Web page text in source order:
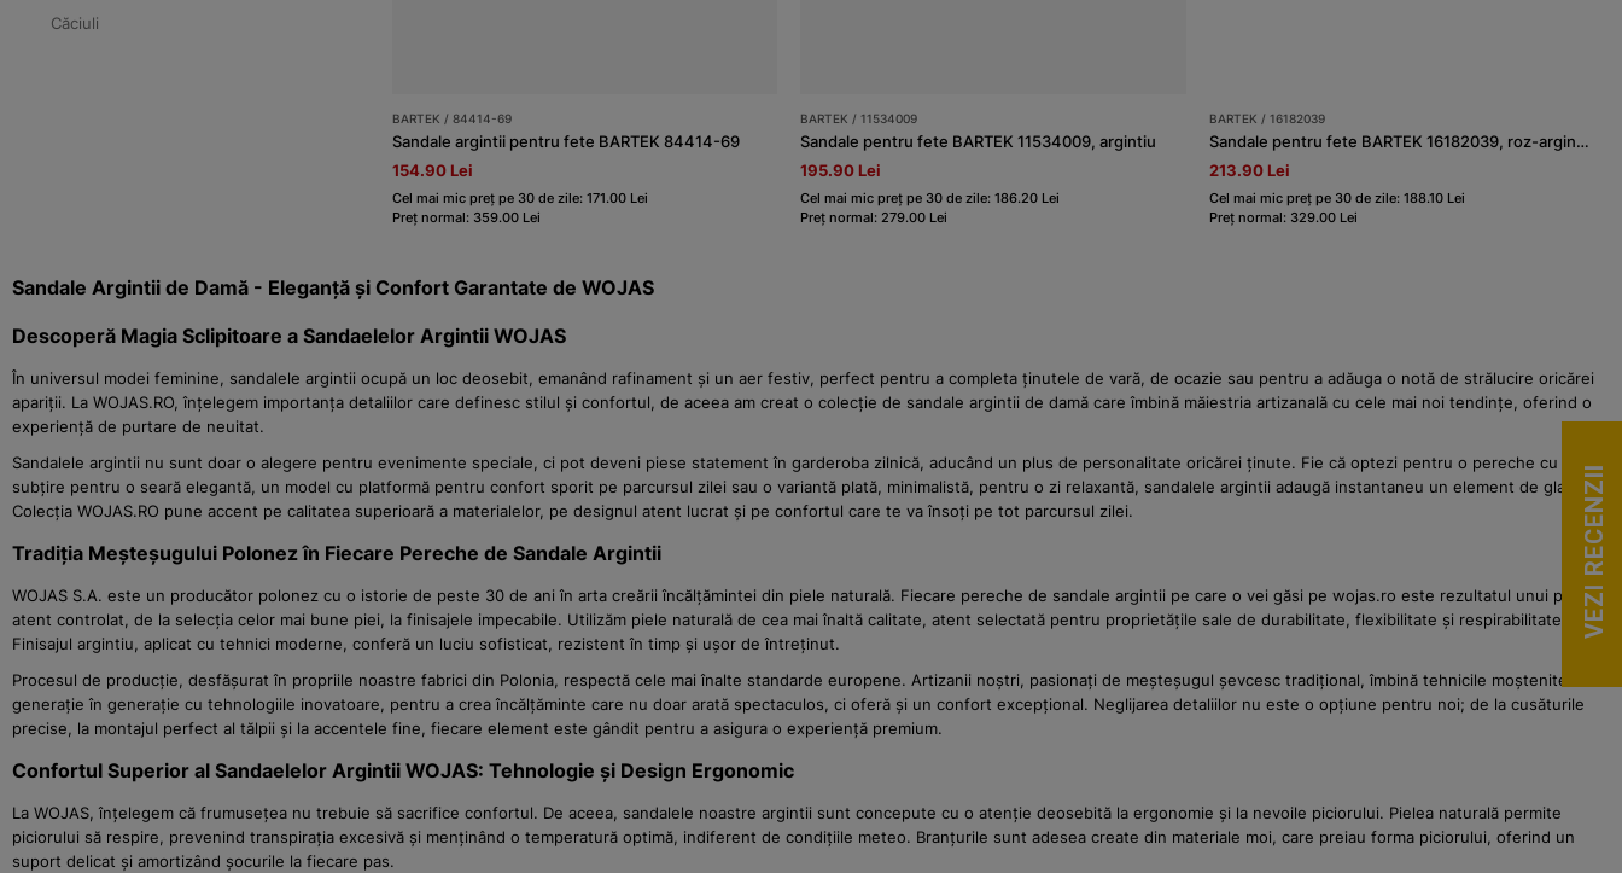
Căciuli
BARTEK / 84414-69
Sandale argintii pentru fete BARTEK 84414-69
154.90 Lei
Cel mai mic preț pe 30 de zile: 171.00 Lei
Preț normal: 359.00 Lei
BARTEK / 11534009
Sandale pentru fete BARTEK 11534009, argintiu
195.90 Lei
Cel mai mic preț pe 30 de zile: 186.20 Lei
Preț normal: 279.00 Lei
BARTEK / 16182039
Sandale pentru fete BARTEK 16182039, roz-argintiu
213.90 Lei
Cel mai mic preț pe 30 de zile: 188.10 Lei
Preț normal: 329.00 Lei
Sandale Argintii de Damă - Eleganță și Confort Garantate de WOJAS
Descoperă Magia Sclipitoare a Sandaelelor Argintii WOJAS
În universul modei feminine, sandalele argintii ocupă un loc deosebit, emanând rafinament și un aer festiv, perfect pentru a completa ținutele de vară, de ocazie sau pentru a adăuga o notă de strălucire oricărei
apariții. La WOJAS.RO, înțelegem importanța detaliilor care definesc stilul și confortul, de aceea am creat o colecție de sandale argintii de damă care îmbină măiestria artizanală cu cele mai noi tendințe, oferind o
experiență de purtare de neuitat.
Sandalele argintii nu sunt doar o alegere pentru evenimente speciale, ci pot deveni piese statement în garderoba zilnică, aducând un plus de personalitate oricărei ținute. Fie că optezi pentru o pereche cu toc
subțire pentru o seară elegantă, un model cu platformă pentru confort sporit pe parcursul zilei sau o variantă plată, minimalistă, pentru o zi relaxantă, sandalele argintii adaugă instantaneu un element de glamour.
Colecția WOJAS.RO pune accent pe calitatea superioară a materialelor, pe designul atent lucrat și pe confortul care te va însoți pe tot parcursul zilei.
Tradiția Meșteșugului Polonez în Fiecare Pereche de Sandale Argintii
WOJAS S.A. este un producător polonez cu o istorie de peste 30 de ani în arta creării încălțămintei din piele naturală. Fiecare pereche de sandale argintii pe care o vei găsi pe wojas.ro este rezultatul unui proces
atent controlat, de la selecția celor mai bune piei, la finisajele impecabile. Utilizăm piele naturală de cea mai înaltă calitate, atent selectată pentru proprietățile sale de durabilitate, flexibilitate și respirabilitate.
Finisajul argintiu, aplicat cu tehnici moderne, conferă un luciu sofisticat, rezistent în timp și ușor de întreținut.
Procesul de producție, desfășurat în propriile noastre fabrici din Polonia, respectă cele mai înalte standarde europene. Artizanii noștri, pasionați de meșteșugul șevcesc tradițional, îmbină tehnicile moștenite din
generație în generație cu tehnologiile inovatoare, pentru a crea încălțăminte care nu doar arată spectaculos, ci oferă și un confort excepțional. Neglijarea detaliilor nu este o opțiune pentru noi; de la cusăturile
precise, la montajul perfect al tălpii și la accentele fine, fiecare element este gândit pentru a asigura o experiență premium.
Confortul Superior al Sandaelelor Argintii WOJAS: Tehnologie și Design Ergonomic
La WOJAS, înțelegem că frumusețea nu trebuie să sacrifice confortul. De aceea, sandalele noastre argintii sunt concepute cu o atenție deosebită la ergonomie și la nevoile piciorului. Pielea naturală permite
piciorului să respire, prevenind transpirația excesivă și menținând o temperatură optimă, indiferent de condițiile meteo. Branțurile sunt adesea create din materiale moi, care preiau forma piciorului, oferind un
suport delicat și amortizând șocurile la fiecare pas.
VEZI RECENZII